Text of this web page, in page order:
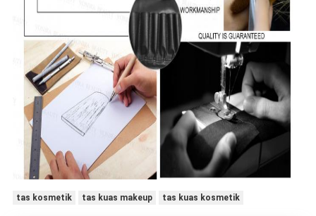
tas kosmetik tas kuas makeup tas kuas kosmetik